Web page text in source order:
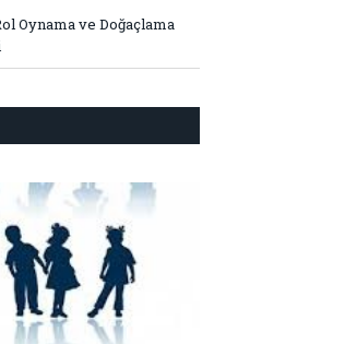
Oynama ve Doğaçlama